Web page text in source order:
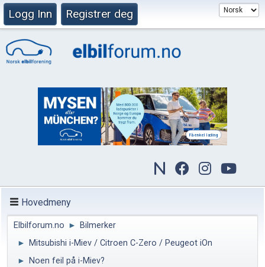
Logg Inn Registrer deg
Hovedmeny
Elbilforum.no ►
Bilmerker
►
Mitsubishi i-Miev / Citroen C-Zero / Peugeot iOn
►
Noen feil på i-Miev?